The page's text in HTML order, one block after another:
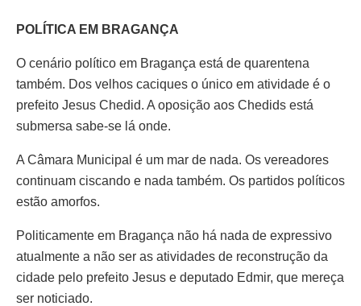
POLÍTICA EM BRAGANÇA
O cenário político em Bragança está de quarentena
também. Dos velhos caciques o único em atividade é o
prefeito Jesus Chedid. A oposição aos Chedids está
submersa sabe-se lá onde.
A Câmara Municipal é um mar de nada. Os vereadores
continuam ciscando e nada também. Os partidos políticos
estão amorfos.
Politicamente em Bragança não há nada de expressivo
atualmente a não ser as atividades de reconstrução da
cidade pelo prefeito Jesus e deputado Edmir, que mereça
ser noticiado.